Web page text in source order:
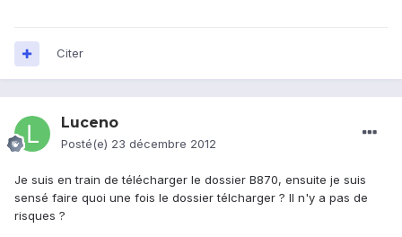
Citer
Luceno
Posté(e) 23 décembre 2012
Je suis en train de télécharger le dossier B870, ensuite je suis
sensé faire quoi une fois le dossier télcharger ? Il n'y a pas de
risques ?